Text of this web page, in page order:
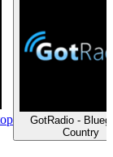
GotRadio -
Country